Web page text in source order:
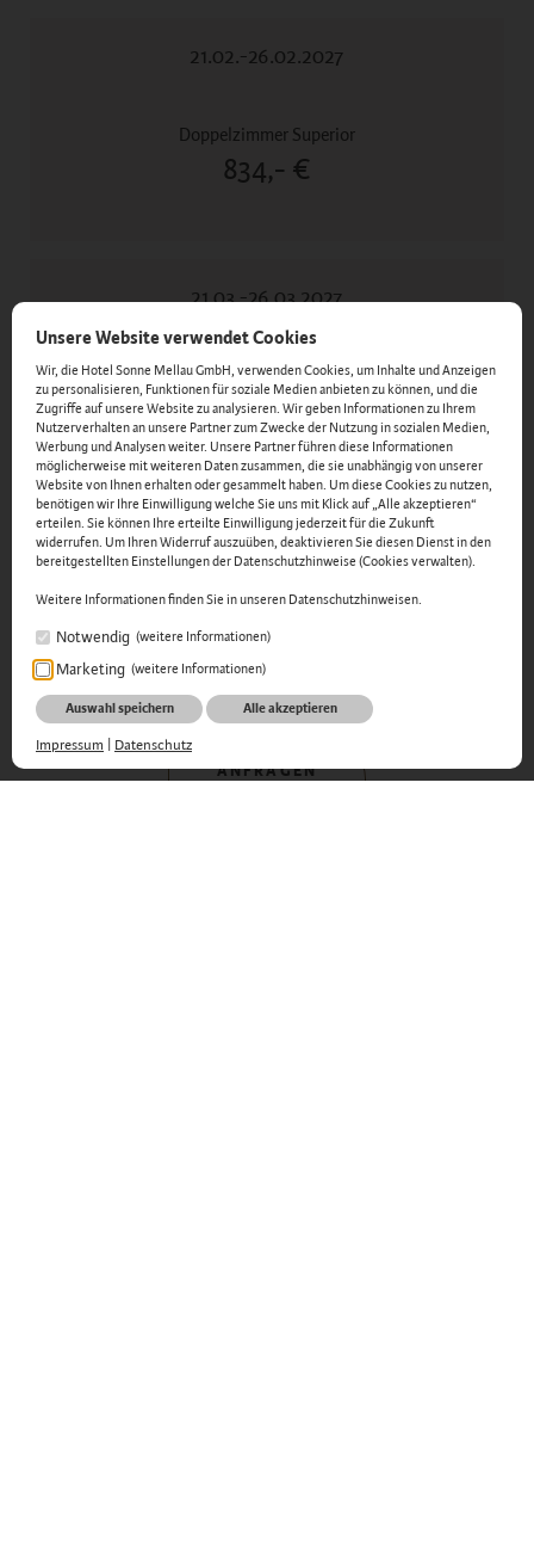
Unsere Website verwendet Cookies
Wir, die Hotel Sonne Mellau GmbH, verwenden Cookies, um Inhalte und Anzeigen
zu personalisieren, Funktionen für soziale Medien anbieten zu können, und die
Zugriffe auf unsere Website zu analysieren. Wir geben Informationen zu Ihrem
Nutzerverhalten an unsere Partner zum Zwecke der Nutzung in sozialen Medien,
Werbung und Analysen weiter. Unsere Partner führen diese Informationen
möglicherweise mit weiteren Daten zusammen, die sie unabhängig von unserer
Website von Ihnen erhalten oder gesammelt haben. Um diese Cookies zu nutzen,
benötigen wir Ihre Einwilligung welche Sie uns mit Klick auf „Alle akzeptieren“
erteilen. Sie können Ihre erteilte Einwilligung jederzeit für die Zukunft
widerrufen. Um Ihren Widerruf auszuüben, deaktivieren Sie diesen Dienst in den
bereitgestellten Einstellungen der Datenschutzhinweise (Cookies verwalten).
Weitere Informationen finden Sie in unseren Datenschutzhinweisen.
Notwendig (weitere Informationen)
Marketing (weitere Informationen)
Auswahl speichern Alle akzeptieren
Impressum Datenschutz
21.02.-26.02.2027
834,- €
21.03.-26.03.2027
804,- €
28.03.-02.04.2027
804,- €
ANFRAGEN